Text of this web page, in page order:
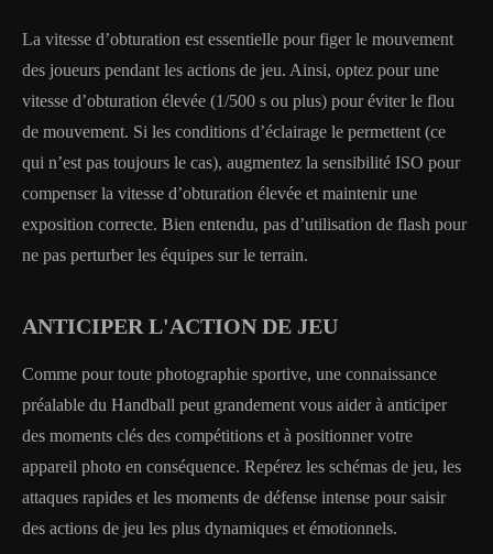
La vitesse d’obturation est essentielle pour figer le mouvement
des joueurs pendant les actions de jeu. Ainsi, optez pour une
vitesse d’obturation élevée (1/500 s ou plus) pour éviter le flou
de mouvement. Si les conditions d’éclairage le permettent (ce
qui n’est pas toujours le cas), augmentez la sensibilité ISO pour
compenser la vitesse d’obturation élevée et maintenir une
exposition correcte. Bien entendu, pas d’utilisation de flash pour
ne pas perturber les équipes sur le terrain.
ANTICIPER L'ACTION DE JEU
Comme pour toute photographie sportive, une connaissance
préalable du Handball peut grandement vous aider à anticiper
des moments clés des compétitions et à positionner votre
appareil photo en conséquence. Repérez les schémas de jeu, les
attaques rapides et les moments de défense intense pour saisir
des actions de jeu les plus dynamiques et émotionnels.